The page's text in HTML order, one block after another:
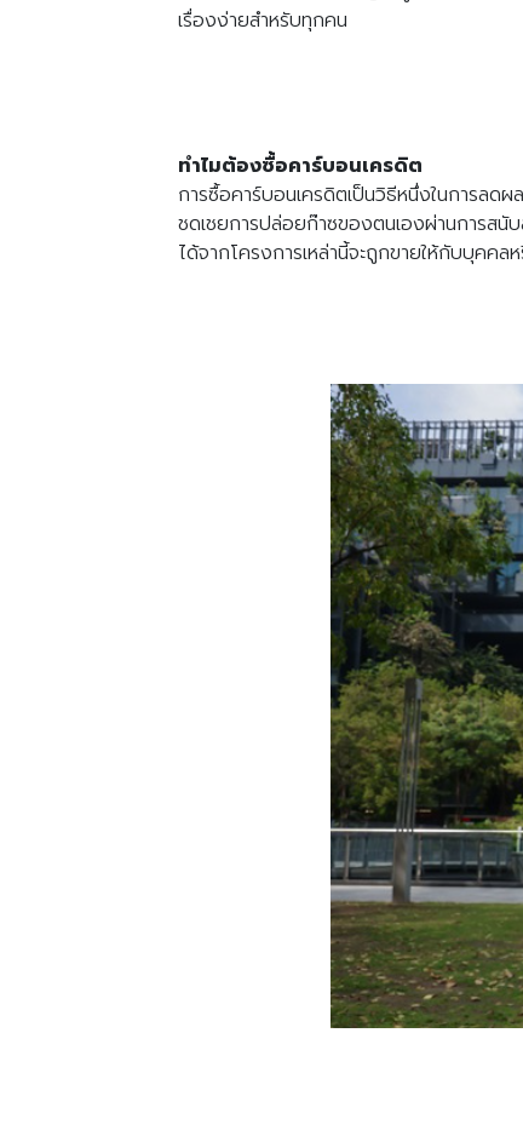
เรื่องง่ายสำหรับทุกคน
ทำไมต้องซื้อคาร์บอนเครดิต
การซื้อคาร์บอนเครดิตเป็นวิธีหนึ่งในการลด
ชดเชยการปล่อยก๊าซของตนเองผ่านการส
ได้จากโครงการเหล่านี้จะถูกขายให้กับบุค